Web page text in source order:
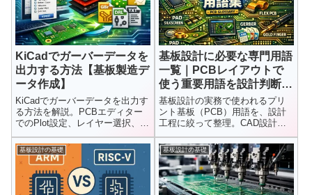
KiCadでガーバーデータを
出力する方法【基板製造デ
ータ作成】
KiCadでガーバーデータを出力す
る方法を解説。PCBエディター
でのPlot設定、レイヤー選択、ド
リルデータ出力まで基板製造に
必要なガーバーファイル作成手
順を分かりやすく紹介します。
基板設計に必要な専門用語
一覧｜PCBレイアウトで
使う重要用語を設計判断視
点で解説
基板設計の実務で使われるプリ
ント基板（PCB）用語を、設計
工程に絞って整理。CAD設計、
配線、レイヤ構成、設計ルール
など、設計判断に直結する用語
を実務視点で解説します。
基板設計の基礎 基板設計の基礎